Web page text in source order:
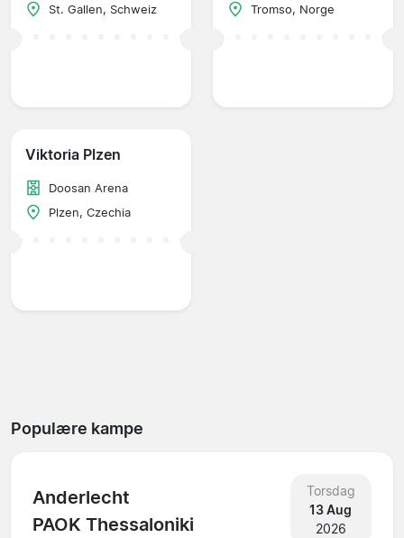
St. Gallen, Schweiz Tromso, Norge
Viktoria Plzen
Doosan Arena
Plzen, Czechia
Populære kampe
Anderlecht
PAOK Thessaloniki
Torsdag
13 Aug
2026